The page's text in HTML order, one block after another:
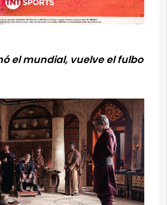
el mundial, vuelve el fulbo